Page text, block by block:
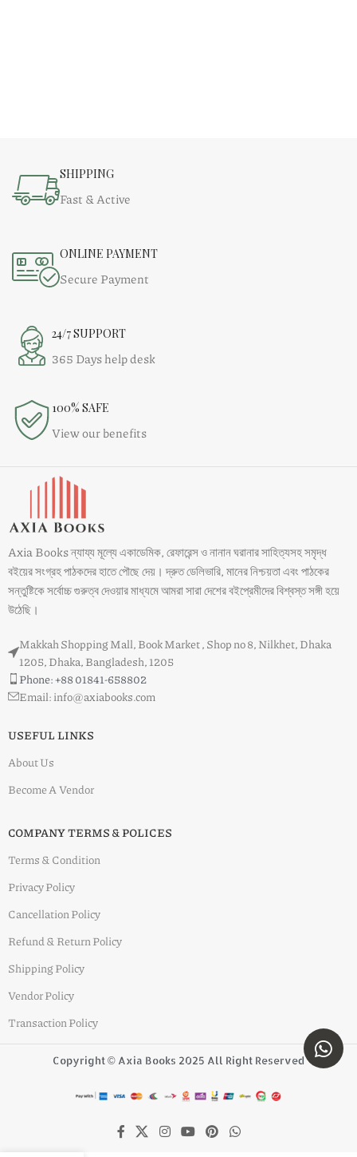
SHIPPING
Fast & Active
ONLINE PAYMENT
Secure Payment
24/7 SUPPORT
365 Days help desk
100% SAFE
View our benefits
Axia Books ন্যায্য মূল্যে একাডেমিক, রেফারেন্স ও নানান ঘরানার সাহিত্যসহ সমৃদ্ধ
বইয়ের সংগ্রহ পাঠকদের হাতে পৌছে দেয়। দ্রুত ডেলিভারি, মানের নিশ্চয়তা এবং পাঠকের
সন্তুষ্টিকে সর্বোচ্চ গুরুত্ব দেওয়ার মাধ্যমে আমরা সারা দেশের বইপ্রেমীদের বিশ্বস্ত সঙ্গী হয়ে
উঠেছি।
Makkah Shopping Mall, Book Market , Shop no 8, Nilkhet, Dhaka
1205, Dhaka, Bangladesh, 1205
Phone: +88 01841-658802
Email: info@axiabooks.com
USEFUL LINKS
About Us
Become A Vendor
COMPANY TERMS & POLICES
Terms & Condition
Privacy Policy
Cancellation Policy
Refund & Return Policy
Shipping Policy
Vendor Policy
Transaction Policy
Copyright © Axia Books 2025 All Right Reserved